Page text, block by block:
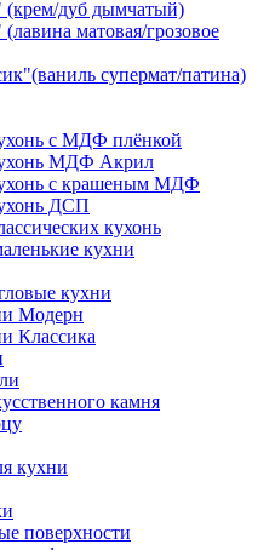
дуб дымчатый)
матовая/грозовое
супермат/патина)
с МДФ плёнкой
МДФ Акрил
с крашеным МДФ
ДСП
кухонь
кухни
кухни
Модерн
Классика
камня
кухни
поверхности